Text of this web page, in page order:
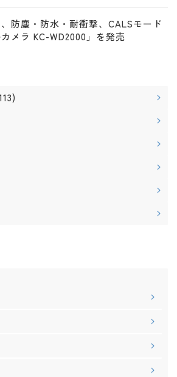
防塵・防水・耐衝撃、CALSモード
メラ KC-WD2000」を発売